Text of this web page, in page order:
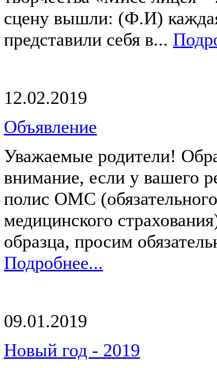
сцену вышли: (Ф.И)
представили себя в...
12.02.2019
Объявление
Уважаемые родители!
внимание, если у вашего
полис ОМС (обязательного
медицинского
образца, просим
Подробнее...
09.01.2019
Новый год - 2019